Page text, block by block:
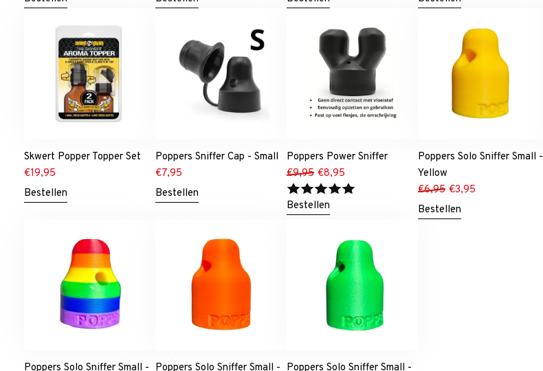
Skwert Popper Topper Set
€19,95
Bestellen
Poppers Sniffer Cap - Small
€7,95
Bestellen
Poppers Power Sniffer
€9,95 €8,95
Bestellen
Poppers Solo Sniffer Small -
Yellow
€6,95 €3,95
Bestellen
Poppers Solo Sniffer Small - Poppers Solo Sniffer Small - Poppers Solo Sniffer Small -